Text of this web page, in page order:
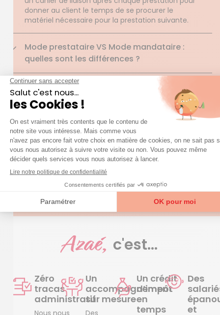
donner au client le temps de se procurer le
matériel nécessaire pour la prestation suivante.
Mode prestataire VS Mode mandataire :
quelles sont les différences ?
Est-il possible d'utiliser exclusivement des
produits écologiques ?
Est-ce possible d’accompagner une personne
âgée à un RDV médical, une sortie, à un club
ou simplement se promener ?
Comment évaluez-vous la durée requise pour
une prestation de nettoyage ?
Azaé, c'est...
Zéro
tracas
administratif
Nous nous
Un
accompagnement
sur mesure
Des
Un crédit
d’impôt
en
temps
Des
et